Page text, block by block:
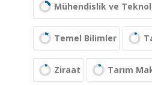
Mühendislik ve
Temel Bilimler
Ziraat Tarım